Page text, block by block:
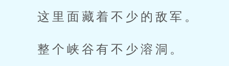
这里面藏着不少的敌军。
整个峡谷有不少溶洞。